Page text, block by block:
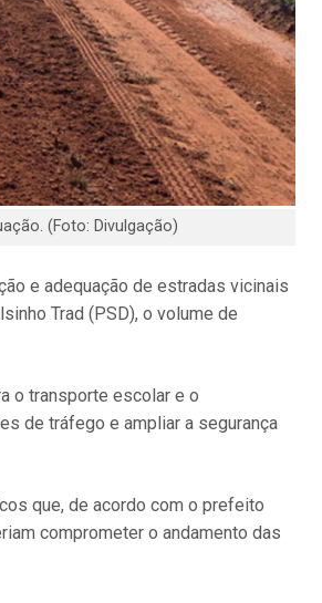
(Foto: Divulgação)
e adequação de estradas vicinais
Trad (PSD), o volume de
o transporte escolar e o
de tráfego e ampliar a segurança
que, de acordo com o prefeito
comprometer o andamento das